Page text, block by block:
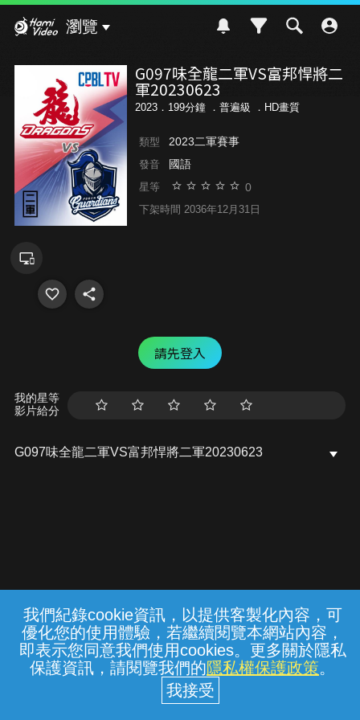
我們紀錄cookie資訊，以提供客製化內容，可
優化您的使用體驗，若繼續閱覽本網站內容，
即表示您同意我們使用cookies。更多關於隱私
保護資訊，請閱覽我們的隱私權保護政策。
瀏覽
G097味全龍二軍VS富邦悍將二
軍20230623
2023．199分鐘 ． 普遍級 ．HD畫質
類型 2023二軍賽事
發音 國語
星等 0
下架時間 2036年12月31日
請先登入
我的星等
影片給分
G097味全龍二軍VS富邦悍將二軍20230623
常見問題 線上客服 服務條款 隱私權保護
中華電信股份有限公司個人家庭分公司
(統一編號：96979949) © 2026
{{notifyMsg}}